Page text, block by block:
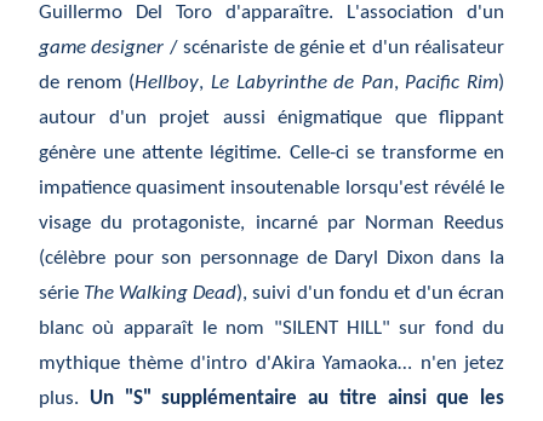
Guillermo Del Toro d'apparaître. L'association d'un
game designer / scénariste de génie et d'un réalisateur
de renom (Hellboy, Le Labyrinthe de Pan, Pacific Rim)
autour d'un projet aussi énigmatique que flippant
génère une attente légitime. Celle-ci se transforme en
impatience quasiment insoutenable lorsqu'est révélé le
visage du protagoniste, incarné par Norman Reedus
(célèbre pour son personnage de Daryl Dixon dans la
série The Walking Dead), suivi d'un fondu et d'un écran
blanc où apparaît le nom "SILENT HILL" sur fond du
mythique thème d'intro d'Akira Yamaoka… n'en jetez
plus. Un "S" supplémentaire au titre ainsi que les